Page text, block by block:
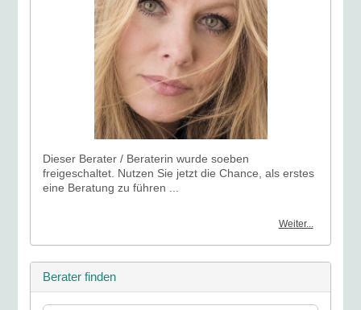
Dieser Berater / Beraterin wurde soeben
freigeschaltet. Nutzen Sie jetzt die Chance, als erstes
eine Beratung zu führen ...
Weiter...
Berater finden